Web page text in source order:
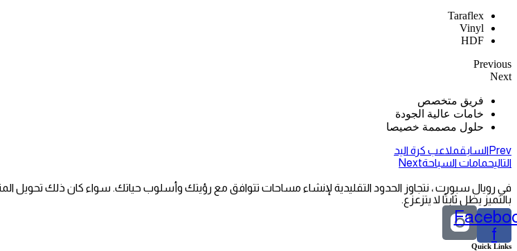
Taraflex
Vinyl
HDF
Previous
Next
فريق متخصص
خامات عالية الجودة
حلول مصممة خصيصا
Prevالسابقملاعب كرة اليد
التاليحمامات السباحةNext
في رويال سبورت ، نتجاوز الحدود التقليدية لإنشاء مساحات تتوافق مع رؤيتك وأسلوب حياتك. سواء كان ذلك تحويل
بالتميز يظل ثابتًا لا يتزعزع.
f
Quick Links